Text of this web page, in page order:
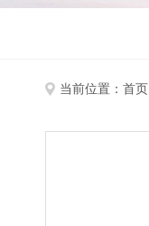
当前位置： 首页